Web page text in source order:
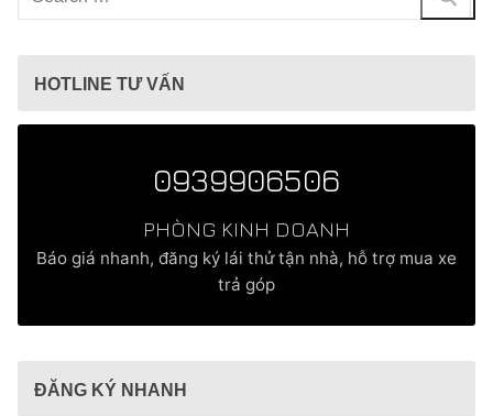
kiếm
HOTLINE TƯ VẤN
0939906506
PHÒNG KINH DOANH
Báo giá nhanh, đăng ký lái thử tận nhà, hỗ trợ mua xe
trả góp
ĐĂNG KÝ NHANH